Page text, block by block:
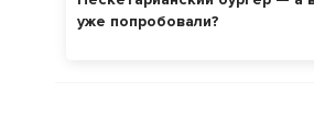
уже попробовали?